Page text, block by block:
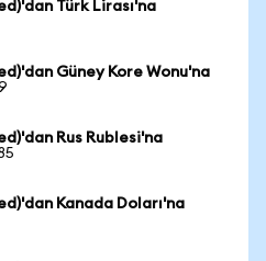
Türk Lirası'na
Güney Kore Wonu'na
Rus Rublesi'na
Kanada Doları'na